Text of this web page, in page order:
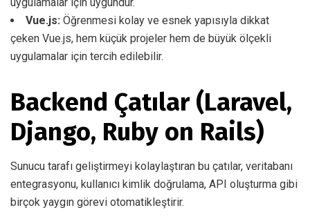
uygulamalar için uygundur.
Vue.js: Öğrenmesi kolay ve esnek yapısıyla dikkat
çeken Vue.js, hem küçük projeler hem de büyük ölçekli
uygulamalar için tercih edilebilir.
Backend Çatılar (Laravel,
Django, Ruby on Rails)
Sunucu tarafı geliştirmeyi kolaylaştıran bu çatılar, veritabanı
entegrasyonu, kullanıcı kimlik doğrulama, API oluşturma gibi
birçok yaygın görevi otomatikleştirir.